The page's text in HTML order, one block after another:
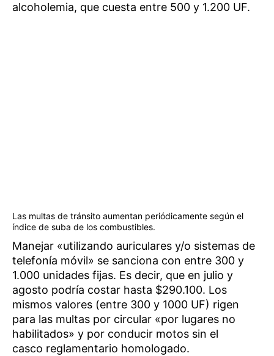
alcoholemia, que cuesta entre 500 y 1.200 UF.
Las multas de tránsito aumentan periódicamente según el
índice de suba de los combustibles.
Manejar «utilizando auriculares y/o sistemas de
telefonía móvil» se sanciona con entre 300 y
1.000 unidades fijas. Es decir, que en julio y
agosto podría costar hasta $290.100. Los
mismos valores (entre 300 y 1000 UF) rigen
para las multas por circular «por lugares no
habilitados» y por conducir motos sin el
casco reglamentario homologado.